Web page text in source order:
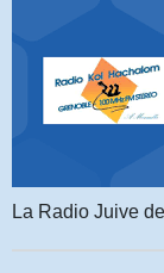
La Radio Juive